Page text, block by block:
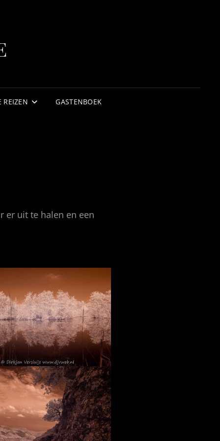
REIZEN GASTENBOEK
er uit te halen en een